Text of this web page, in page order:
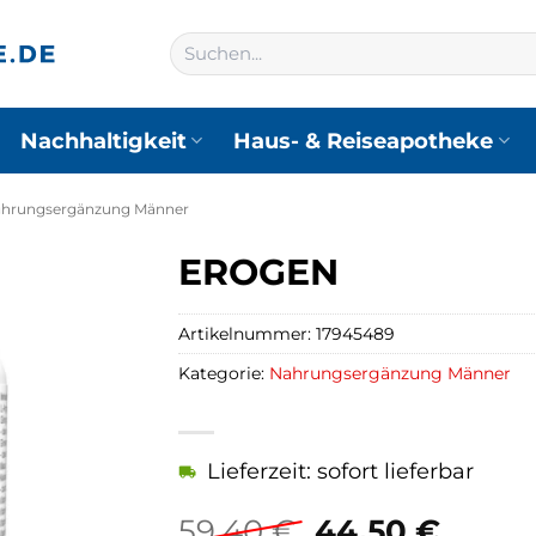
Suchen
nach:
Nachhaltigkeit Haus- & Reiseapotheke
Männer
EROGEN
Lieferzeit: sofort lieferbar
Artikelnummer: 17945489
Kategorie: Nahrungsergänzung Männer